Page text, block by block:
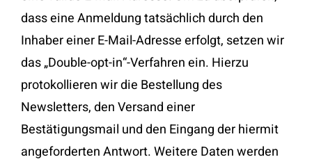
dass eine Anmeldung tatsächlich durch den
Inhaber einer E-Mail-Adresse erfolgt, setzen wir
das „Double-opt-in“-Verfahren ein. Hierzu
protokollieren wir die Bestellung des
Newsletters, den Versand einer
Bestätigungsmail und den Eingang der hiermit
angeforderten Antwort. Weitere Daten werden